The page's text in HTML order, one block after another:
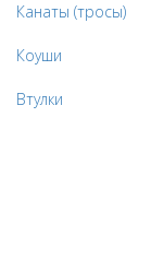
Канаты (тросы)
Коуши
Втулки